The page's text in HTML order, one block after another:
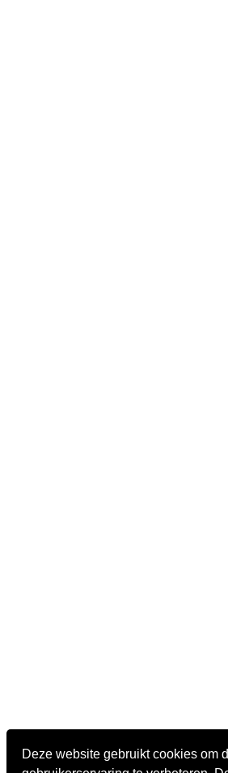
Deze website gebruikt cookies om